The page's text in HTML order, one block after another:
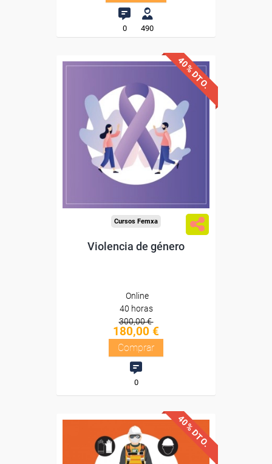
0 490
40% DTO.
Descuentos especiales
Sin requisitos de acceso
Diploma
Cursos Femxa
Violencia de género
Online
40 horas
300,00 €
180,00 €
Comprar
0
40% DTO.
Avalado y reconocido por
la
Universidad Nebrija